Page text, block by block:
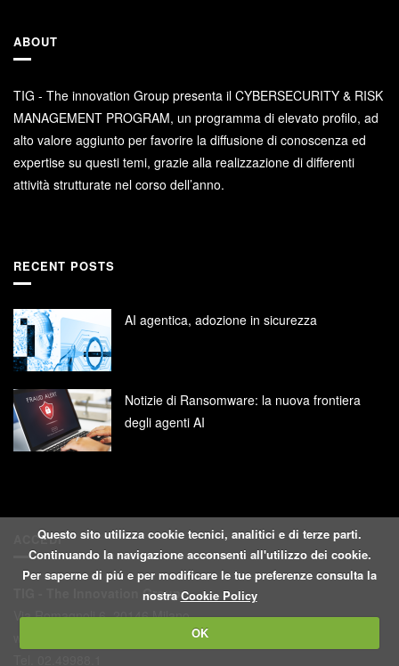
ABOUT
TIG - The innovation Group presenta il CYBERSECURITY & RISK
MANAGEMENT PROGRAM, un programma di elevato profilo, ad
alto valore aggiunto per favorire la diffusione di conoscenza ed
expertise su questi temi, grazie alla realizzazione di differenti
attività strutturate nel corso dell’anno.
RECENT POSTS
AI agentica, adozione in sicurezza
Notizie di Ransomware: la nuova frontiera
degli agenti AI
ACCEDI
TIG - The Innovation Group
Via Romagnoli 6, 20146 Milano
Questo sito utilizza cookie tecnici, analitici e di terze parti.
Continuando la navigazione acconsenti all'utilizzo dei cookie.
Per saperne di piú e per modificare le tue preferenze consulta la
nostra Cookie Policy
OK